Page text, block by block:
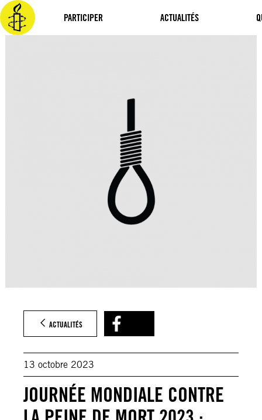
PARTICIPER ACTUALITÉS
Aller
au
contenu
ACTUALITÉS
13 octobre 2023
JOURNÉE MONDIALE CONTRE